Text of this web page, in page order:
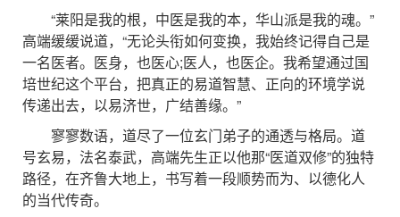
“莱阳是我的根，中医是我的本，华山派是我的魂。”
高端缓缓说道，“无论头衔如何变换，我始终记得自己是
一名医者。医身，也医心;医人，也医企。我希望通过国
培世纪这个平台，把真正的易道智慧、正向的环境学说
传递出去，以易济世，广结善缘。”
寥寥数语，道尽了一位玄门弟子的通透与格局。道
号玄易，法名泰武，高端先生正以他那“医道双修”的独特
路径，在齐鲁大地上，书写着一段顺势而为、以德化人
的当代传奇。